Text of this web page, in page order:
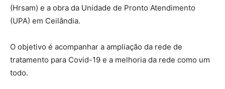
(Hrsam) e a obra da Unidade de Pronto Atendimento
(UPA) em Ceilândia.
O objetivo é acompanhar a ampliação da rede de
tratamento para Covid-19 e a melhoria da rede como um
todo.